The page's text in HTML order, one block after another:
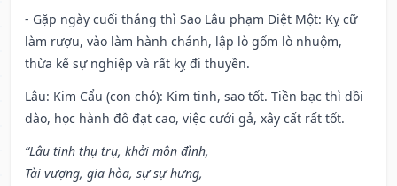
- Gặp ngày cuối tháng thì Sao Lâu phạm Diệt Một: Kỵ cữ
làm rượu, vào làm hành chánh, lập lò gốm lò nhuộm,
thừa kế sự nghiệp và rất kỵ đi thuyền.
Lâu: Kim Cẩu (con chó): Kim tinh, sao tốt. Tiền bạc thì dồi
dào, học hành đỗ đạt cao, việc cưới gả, xây cất rất tốt.
“Lâu tinh thụ trụ, khởi môn đình,
Tài vượng, gia hòa, sự sự hưng,